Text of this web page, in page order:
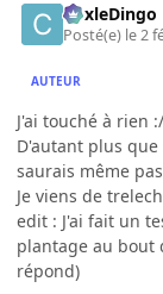
CoxleDingo
Posté(e) le 2
AUTEUR
J'ai touché à rien :/
D'autant plus
saurais même
Je viens de
edit : J'ai fait un
plantage au bout
répond)